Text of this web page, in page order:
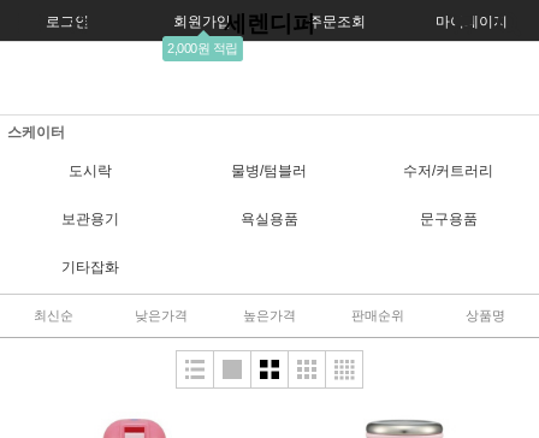
로그인 회원가입
2,000원 적립
주문조회 마이페이지
세렌디퍼
스케이터
도시락 물병/텀블러 수저/커트러리
보관용기 욕실용품 문구용품
기타잡화
최신순 낮은가격 높은가격 판매순위 상품명